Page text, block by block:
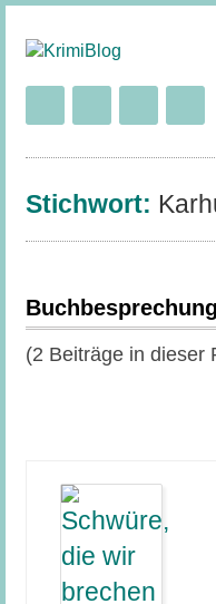
Stichwort:
(2 Beiträge in dieser